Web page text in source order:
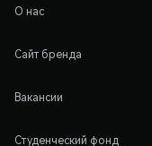
О нас
Сайт бренда
Вакансии
Студенческий фонд